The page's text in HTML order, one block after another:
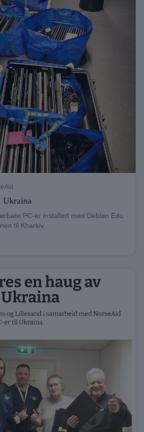
Ukraina
PC-er installert med Debian Edu
til Kharkiv.